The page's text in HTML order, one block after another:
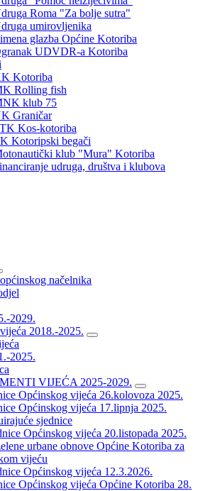
Roma "Za bolje sutra"
umirovljenika
glazba Općine Kotoriba
UDVDR-a Kotoriba
Kotoriba
Rolling fish
klub 75
Graničar
Kos-kotoriba
Kotoripski begači
klub "Mura" Kotoriba
udruga, društva i klubova
načelnika
2029.
2018.-2025.
2025.
VIJEĆA 2025-2029.
Općinskog vijeća 26.kolovoza 2025.
Općinskog vijeća 17.lipnja 2025.
sjednice
Općinskog vijeća 20.listopada 2025.
urbane obnove Općine Kotoriba za
vijeću
Općinskog vijeća 12.3.2026.
Općinskog vijeća Općine Kotoriba 28.